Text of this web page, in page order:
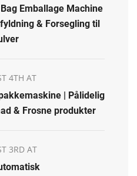
Emballage Machine
& Forsegling til
4TH AT
| Pålidelig
& Frosne produkter
3RD AT